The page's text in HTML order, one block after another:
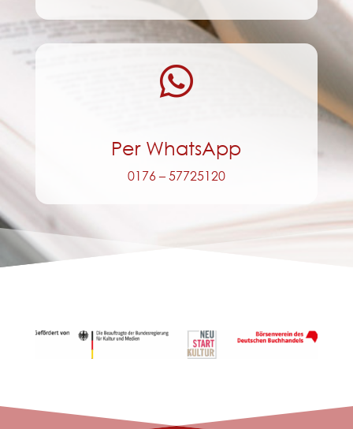

Per WhatsApp
0176 – 57725120